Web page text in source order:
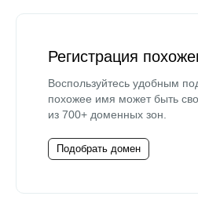
Регистрация
Воспользуйтесь удобным
похожее имя может быть
из 700+ доменных зон.
Подобрать домен